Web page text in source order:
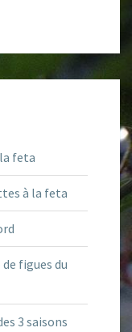
feta
à la feta
figues du
3 saisons